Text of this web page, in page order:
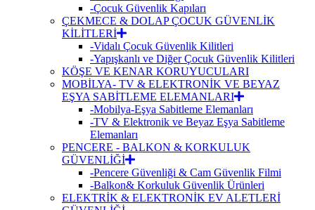
-Çocuk Güvenlik Kapıları
ÇEKMECE & DOLAP ÇOCUK GÜVENLİK
KİLİTLERİ
-Vidalı Çocuk Güvenlik Kilitleri
-Yapışkanlı ve Diğer Çocuk Güvenlik Kilitleri
KÖŞE VE KENAR KORUYUCULARI
MOBİLYA- TV & ELEKTRONİK VE BEYAZ
EŞYA SABİTLEME ELEMANLARI
-Mobilya-Eşya Sabitleme Elemanları
-TV & Elektronik ve Beyaz Eşya Sabitleme
Elemanları
PENCERE - BALKON & KORKULUK
GÜVENLİĞİ
-Pencere Güvenliği & Cam Güvenlik Filmi
-Balkon& Korkuluk Güvenlik Ürünleri
ELEKTRİK & ELEKTRONİK EV ALETLERİ